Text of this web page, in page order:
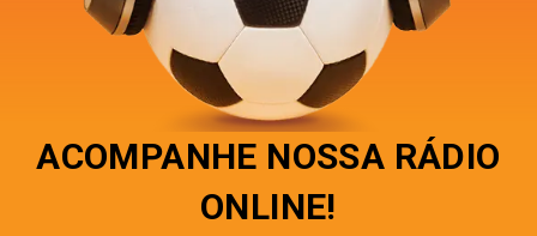
ACOMPANHE NOSSA RÁDIO
ONLINE!